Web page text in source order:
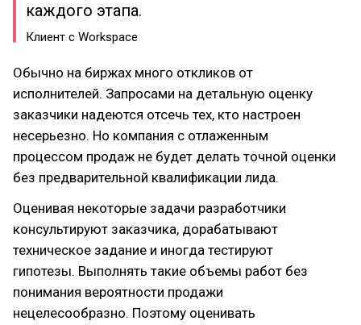
каждого этапа.
Клиент с Workspace
Обычно на биржах много откликов от
исполнителей. Запросами на детальную оценку
заказчики надеются отсечь тех, кто настроен
несерьезно. Но компания с отлаженным
процессом продаж не будет делать точной оценки
без предварительной квалификации лида.
Оценивая некоторые задачи разработчики
консультируют заказчика, дорабатывают
техническое задание и иногда тестируют
гипотезы. Выполнять такие объемы работ без
понимания вероятности продажи
нецелесообразно. Поэтому оценивать